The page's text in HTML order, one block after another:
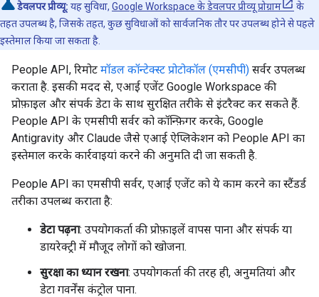
डेवलपर प्रीव्यू: यह सुविधा, Google Workspace के डेवलपर प्रीव्यू प्रोग्राम
के
तहत उपलब्ध है, जिसके तहत, कुछ सुविधाओं को सार्वजनिक तौर पर उपलब्ध होने से पहले
इस्तेमाल किया जा सकता है.
People API, रिमोट मॉडल कॉन्टेक्स्ट प्रोटोकॉल (एमसीपी) सर्वर उपलब्ध
कराता है. इसकी मदद से, एआई एजेंट Google Workspace की
प्रोफ़ाइल और संपर्क डेटा के साथ सुरक्षित तरीके से इंटरैक्ट कर सकते हैं.
People API के एमसीपी सर्वर को कॉन्फ़िगर करके, Google
Antigravity और Claude जैसे एआई ऐप्लिकेशन को People API का
इस्तेमाल करके कार्रवाइयां करने की अनुमति दी जा सकती है.
People API का एमसीपी सर्वर, एआई एजेंट को ये काम करने का स्टैंडर्ड
तरीका उपलब्ध कराता है:
डेटा पढ़ना: उपयोगकर्ता की प्रोफ़ाइलें वापस पाना और संपर्क या
डायरेक्ट्री में मौजूद लोगों को खोजना.
सुरक्षा का ध्यान रखना: उपयोगकर्ता की तरह ही, अनुमतियां और
डेटा गवर्नेंस कंट्रोल पाना.